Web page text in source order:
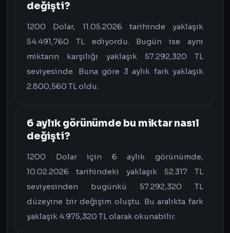
değişti?
1200 Dolar, 11.05.2026 tarihinde yaklaşık
54.491,760 TL ediyordu. Bugün ise aynı
miktarın karşılığı yaklaşık 57.292,320 TL
seviyesinde. Buna göre 3 aylık fark yaklaşık
2.800,560 TL oldu.
6 aylık görünümde bu miktar nasıl
değişti?
1200 Dolar için 6 aylık görünümde,
10.02.2026 tarihindeki yaklaşık 52.317 TL
seviyesinden bugünkü 57.292,320 TL
düzeyine bir değişim oluştu. Bu aralıkta fark
yaklaşık 4.975,320 TL olarak okunabilir.